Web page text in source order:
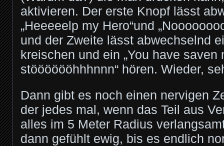
aktivieren. Der erste Knopf lässt
„Heeeeelp my Hero“und
und der Zweite lässt abwechselnd
kreischen und ein „You have saven
stööööööhhhnnn“ hören. Wieder,
Dann gibt es noch einen nervigen
der jedes mal, wenn das Teil aus
alles im 5 Meter Radius
dann gefühlt ewig, bis es endlich